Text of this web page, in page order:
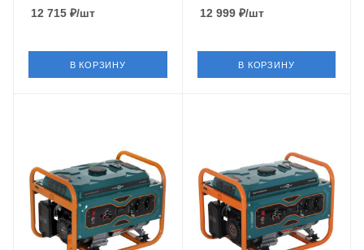
12 715 ₽/шт
В КОРЗИНУ
12 999₽/шт
В КОРЗИНУ
50 Гц 50 Гц